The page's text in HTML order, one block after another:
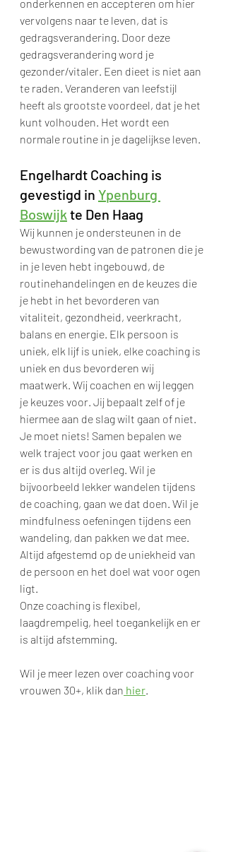
onderkennen en accepteren om hier
vervolgens naar te leven, dat is
gedragsverandering. Door deze
gedragsverandering word je
gezonder/vitaler. Een dieet is niet aan
te raden. Veranderen van leefstijl
heeft als grootste voordeel, dat je het
kunt volhouden. Het wordt een
normale routine in je dagelijkse leven.
Engelhardt Coaching is
gevestigd in Ypenburg
Boswijk te Den Haag
Wij kunnen je ondersteunen in de
bewustwording van de patronen die je
in je leven hebt ingebouwd, de
routinehandelingen en de keuzes die
je hebt in het bevorderen van
vitaliteit, gezondheid, veerkracht,
balans en energie. Elk persoon is
uniek, elk lijf is uniek, elke coaching is
uniek en dus bevorderen wij
maatwerk. Wij coachen en wij leggen
je keuzes voor. Jij bepaalt zelf of je
hiermee aan de slag wilt gaan of niet.
Je moet niets! Samen bepalen we
welk traject voor jou gaat werken en
er is dus altijd overleg. Wil je
bijvoorbeeld lekker wandelen tijdens
de coaching, gaan we dat doen. Wil je
mindfulness oefeningen tijdens een
wandeling, dan pakken we dat mee.
Altijd afgestemd op de uniekheid van
de persoon en het doel wat voor ogen
ligt.
Onze coaching is flexibel,
laagdrempelig, heel toegankelijk en er
is altijd afstemming.
Wil je meer lezen over coaching voor
vrouwen 30+, klik dan hier.